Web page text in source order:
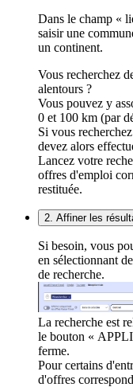
Dans le champ «
saisir une
un continent.
Vous recherchez
alentours ?
Vous pouvez y
0 et 100 km (par
Si vous
devez alors
Lancez votre
offres d'emploi
restituée.
2. Affiner les
Si besoin, vous
en sélectionnant
de recherche.
La recherche est
le bouton «
ferme.
Pour certains
d'offres